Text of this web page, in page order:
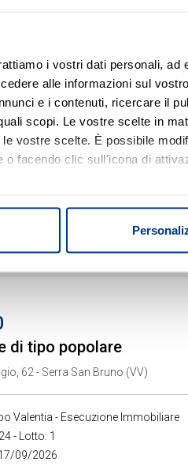
i vostri dati personali, ad
alle informazioni sul
e i contenuti, ricercare il
scopi. Le vostre scelte in
vostre scelte. È possibile
o facendo clic sull'icona di
scansionandolo
i tuoi dati personali e
in qualsiasi momento dalla
contenuti ed annunci,
informazioni sul modo in
e social media, i quali
dei loro servizi.
- Lotto: 3
di tipo ultrapopolare
76 - Serra San Bruno (VV)
Valentia - Esecuzione Immobiliare
- Lotto: 2
di tipo popolare
62 - Serra San Bruno (VV)
Valentia - Esecuzione Immobiliare
- Lotto: 1
09/2026